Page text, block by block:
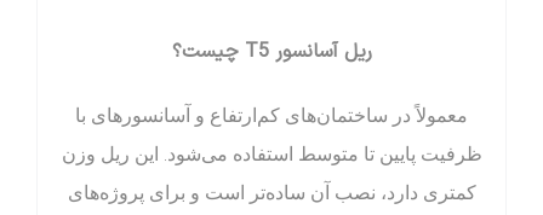
ریل آسانسور T5 چیست؟
معمولاً در ساختمان‌های کم‌ارتفاع و آسانسورهای با
ظرفیت پایین تا متوسط استفاده می‌شود. این ریل وزن
کمتری دارد، نصب آن ساده‌تر است و برای پروژه‌های